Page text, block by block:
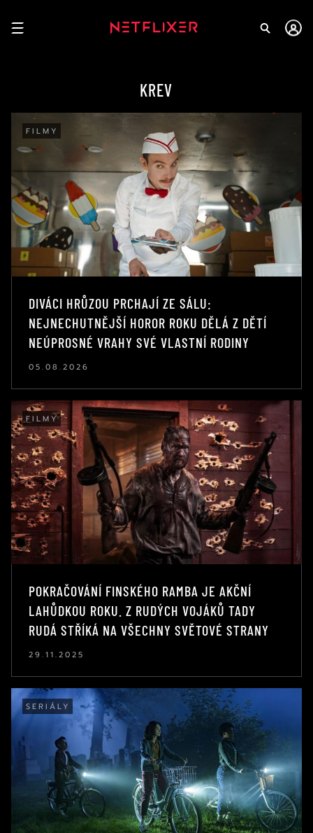
KREV
FILMY
DIVÁCI HRŮZOU PRCHAJÍ ZE SÁLU:
NEJNECHUTNĚJŠÍ HOROR ROKU DĚLÁ Z DĚTÍ
NEÚPROSNÉ VRAHY SVÉ VLASTNÍ RODINY
05.08.2026
FILMY
POKRAČOVÁNÍ FINSKÉHO RAMBA JE AKČNÍ
LAHŮDKOU ROKU. Z RUDÝCH VOJÁKŮ TADY
RUDÁ STŘÍKÁ NA VŠECHNY SVĚTOVÉ STRANY
29.11.2025
SERIÁLY